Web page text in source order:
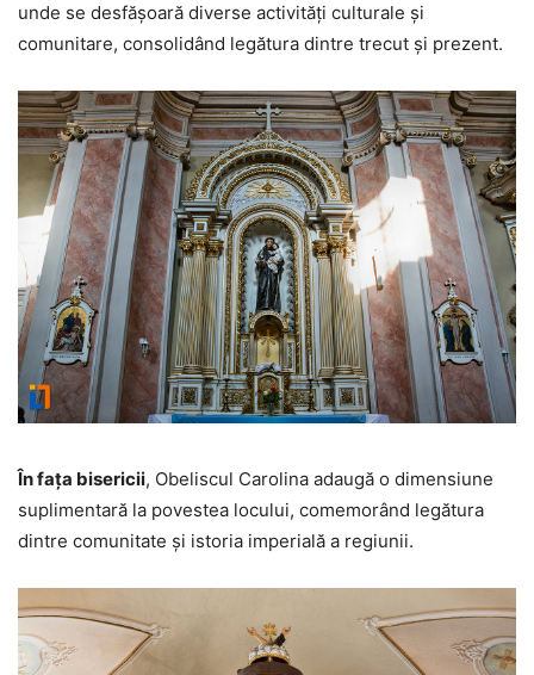
unde se desfășoară diverse activități culturale și
comunitare, consolidând legătura dintre trecut și prezent.
În fața bisericii, Obeliscul Carolina adaugă o dimensiune
suplimentară la povestea locului, comemorând legătura
dintre comunitate și istoria imperială a regiunii.